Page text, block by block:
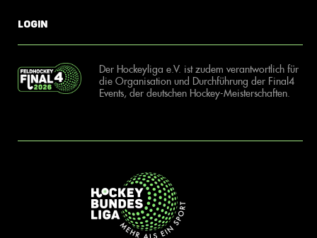
Login
Der Hockeyliga e.V. ist zudem verantwortlich für
die Organisation und Durchführung der Final4
Events, der deutschen Hockey-Meisterschaften.